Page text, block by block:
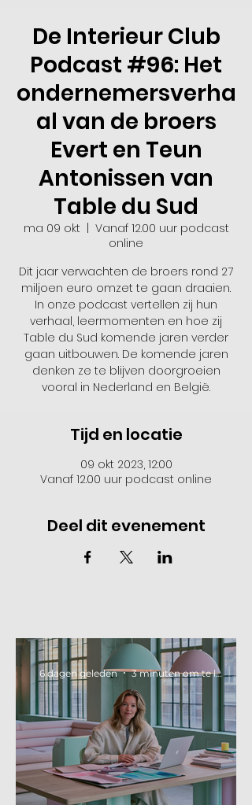
De Interieur Club
Podcast #96: Het
ondernemersverha
al van de broers
Evert en Teun
Antonissen van
Table du Sud
ma 09 okt
Vanaf 12.00 uur podcast
online
Dit jaar verwachten de broers rond 27
miljoen euro omzet te gaan draaien.
In onze podcast vertellen zij hun
verhaal, leermomenten en hoe zij
Table du Sud komende jaren verder
gaan uitbouwen. De komende jaren
denken ze te blijven doorgroeien
vooral in Nederland en België.
Tijd en locatie
09 okt 2023, 12:00
Vanaf 12.00 uur podcast online
Deel dit evenement
6 dagen geleden 3 minuten om te lezen